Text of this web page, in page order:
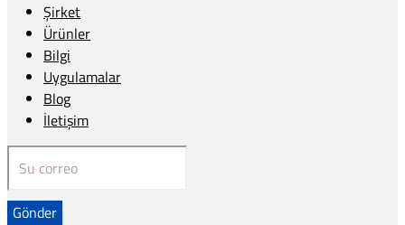
Şirket
Ürünler
Bilgi
Uygulamalar
Blog
İletişim
Gönder